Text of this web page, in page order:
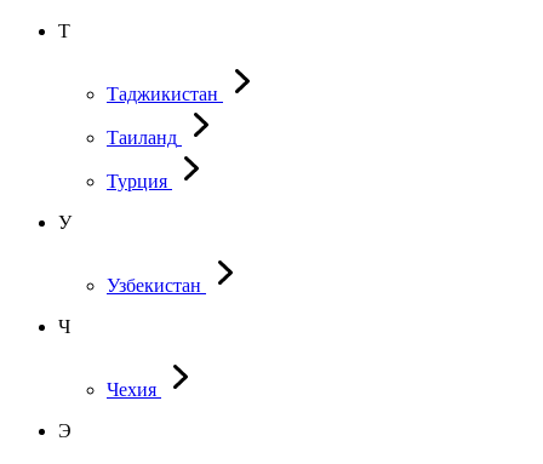
Т
Таджикистан
Таиланд
Турция
У
Узбекистан
Ч
Чехия
Э